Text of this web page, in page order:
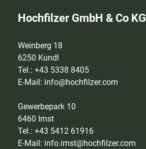
Hochfilzer GmbH & Co KG
Weinberg 18
6250 Kundl
Tel.: +43 5338 8405
E-Mail: info@hochfilzer.com
Gewerbepark 10
6460 Imst
Tel.: +43 5412 61916
E-Mail: info.imst@hochfilzer.com